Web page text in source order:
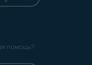
помощь?